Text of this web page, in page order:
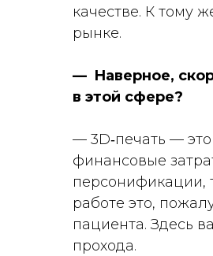
качестве. К тому
рынке.
— Наверное,
в этой сфере?
— 3D‑печать —
финансовые
персонификации,
работе это,
пациента. Здесь
прохода.